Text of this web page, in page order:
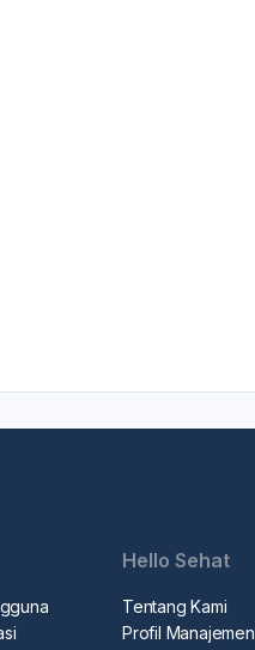
Hello Sehat
Tentang Kami
Profil Manajemen